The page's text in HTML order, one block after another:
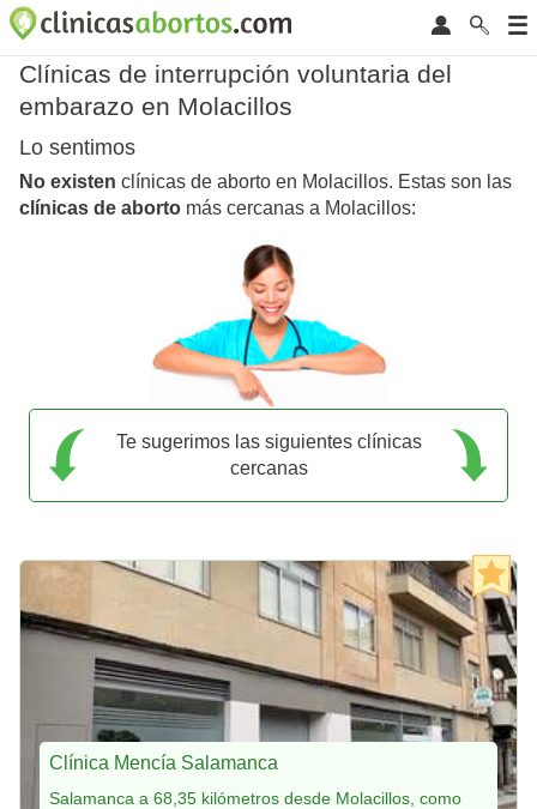
Clínicas de interrupción voluntaria del
embarazo en Molacillos
Lo sentimos
No existen clínicas de aborto en Molacillos. Estas son las
clínicas de aborto más cercanas a Molacillos:
Te sugerimos las siguientes clínicas
cercanas
Clínica Mencía Salamanca
Salamanca a 68,35 kilómetros desde Molacillos, como